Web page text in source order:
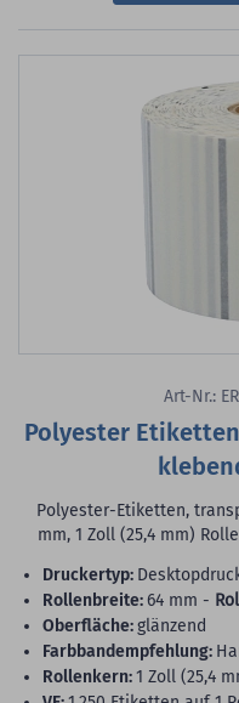
Art-Nr.:
Polyester
Polyester-Etiketten,
mm, 1 Zoll (25,4 mm)
Druckertyp:
Rollenbreite:64 mm -
Oberfläche:glänzend
Farbbandempfehlung:
Rollenkern:1 Zoll (25,4